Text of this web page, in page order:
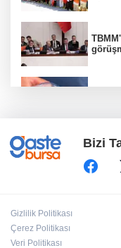
Bizi
Gizlilik Politikası
Çerez Politikası
Veri Politikası